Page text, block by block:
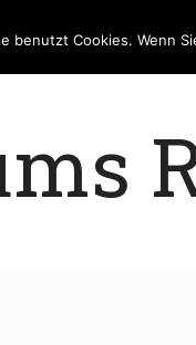
benutzt Cookies. Wenn